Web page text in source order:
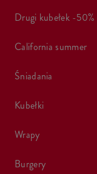
drugi kubełek -50%
california summer
śniadania
kubełki
wrapy
burgery